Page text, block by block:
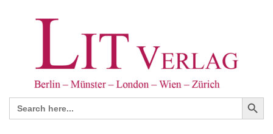
Search
for:
Search Button